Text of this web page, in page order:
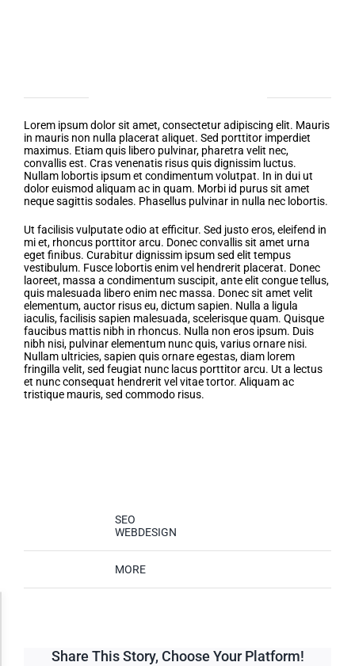
Lorem ipsum dolor sit amet, consectetur adipiscing elit. Mauris
in mauris non nulla placerat aliquet. Sed porttitor imperdiet
maximus. Etiam quis libero pulvinar, pharetra velit nec,
convallis est. Cras venenatis risus quis dignissim luctus.
Nullam lobortis ipsum et condimentum volutpat. In in dui ut
dolor euismod aliquam ac in quam. Morbi id purus sit amet
neque sagittis sodales. Phasellus pulvinar in nulla nec lobortis.
Ut facilisis vulputate odio at efficitur. Sed justo eros, eleifend in
mi et, rhoncus porttitor arcu. Donec convallis sit amet urna
eget finibus. Curabitur dignissim ipsum sed elit tempus
vestibulum. Fusce lobortis enim vel hendrerit placerat. Donec
laoreet, massa a condimentum suscipit, ante elit congue tellus,
quis malesuada libero enim nec massa. Donec sit amet velit
elementum, auctor risus eu, dictum sapien. Nulla a ligula
iaculis, facilisis sapien malesuada, scelerisque quam. Quisque
faucibus mattis nibh in rhoncus. Nulla non eros ipsum. Duis
nibh nisi, pulvinar elementum nunc quis, varius ornare nisi.
Nullam ultricies, sapien quis ornare egestas, diam lorem
fringilla velit, sed feugiat nunc lacus porttitor arcu. Ut a lectus
et nunc consequat hendrerit vel vitae tortor. Aliquam ac
tristique mauris, sed commodo risus.
SEO
WEBDESIGN
MORE
Share This Story, Choose Your Platform!